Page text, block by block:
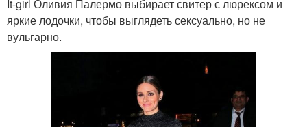
It-girl Оливия Палермо выбирает свитер с люрексом и
яркие лодочки, чтобы выглядеть сексуально, но не
вульгарно.